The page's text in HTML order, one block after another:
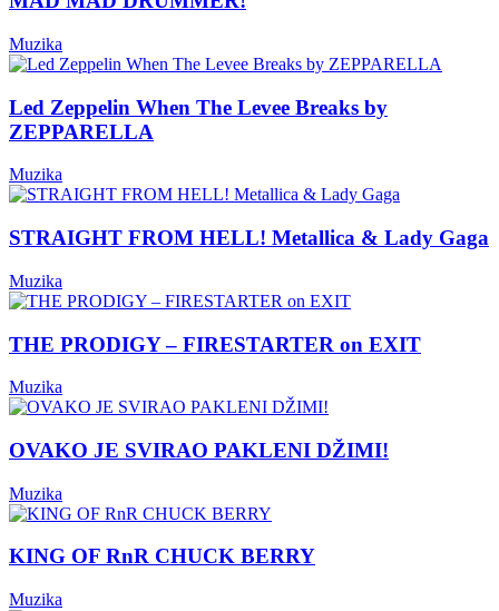
Muzika
Led Zeppelin When The Levee Breaks by
ZEPPARELLA
Muzika
STRAIGHT FROM HELL! Metallica & Lady Gaga
Muzika
THE PRODIGY – FIRESTARTER on EXIT
Muzika
OVAKO JE SVIRAO PAKLENI DŽIMI!
Muzika
KING OF RnR CHUCK BERRY
Muzika